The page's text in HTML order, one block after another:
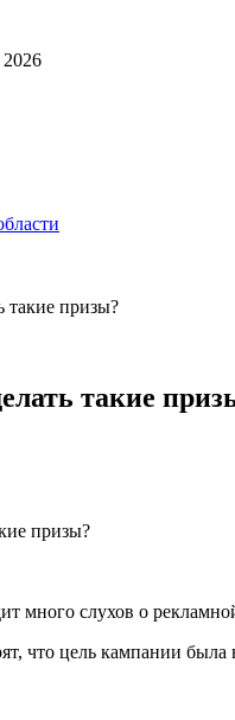
2026
такие призы?
такие
много слухов о
что цель кампании